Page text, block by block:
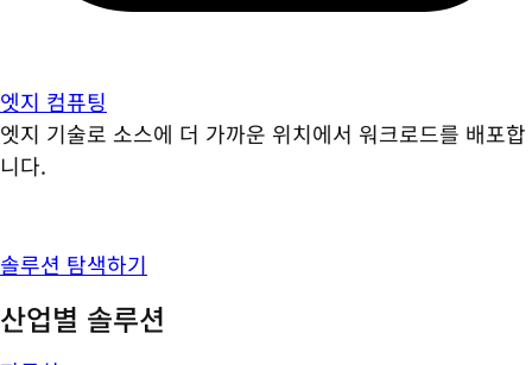
엣지 컴퓨팅
엣지 기술로 소스에 더 가까운 위치에서 워크로드를 배포합
니다.
솔루션 탐색하기
산업별 솔루션